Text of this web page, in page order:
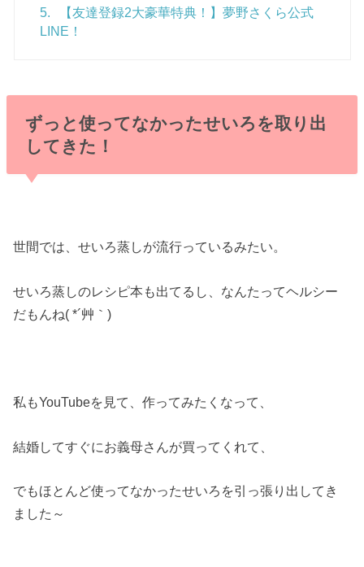
5.
【友達登録2大豪華特典！】夢野さくら公式
LINE！
ずっと使ってなかったせいろを取り出
してきた！
世間では、せいろ蒸しが流行っているみたい。
せいろ蒸しのレシピ本も出てるし、なんたってヘルシー
だもんね( *´艸｀)
私もYouTubeを見て、作ってみたくなって、
結婚してすぐにお義母さんが買ってくれて、
でもほとんど使ってなかったせいろを引っ張り出してき
ました～